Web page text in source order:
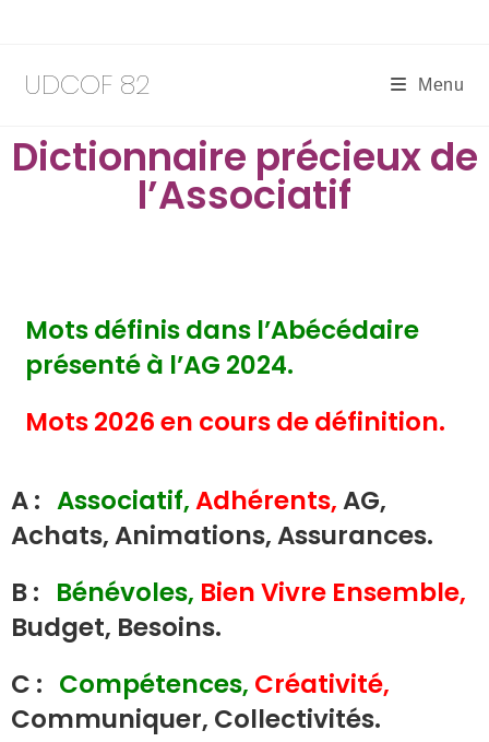
UDCOF 82 Menu
Dictionnaire précieux de
l’Associatif
Mots définis dans l’Abécédaire
présenté à l’AG 2024.
Mots 2026 en cours de définition.
A : Associatif,Adhérents,AG,
Achats, Animations, Assurances.
B : Bénévoles, Bien Vivre Ensemble,
Budget, Besoins.
C : Compétences, Créativité,
Communiquer, Collectivités.